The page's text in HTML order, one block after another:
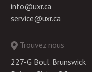
info@uxr.ca
service@uxr.ca
Trouvez nous
227-G Boul. Brunswick